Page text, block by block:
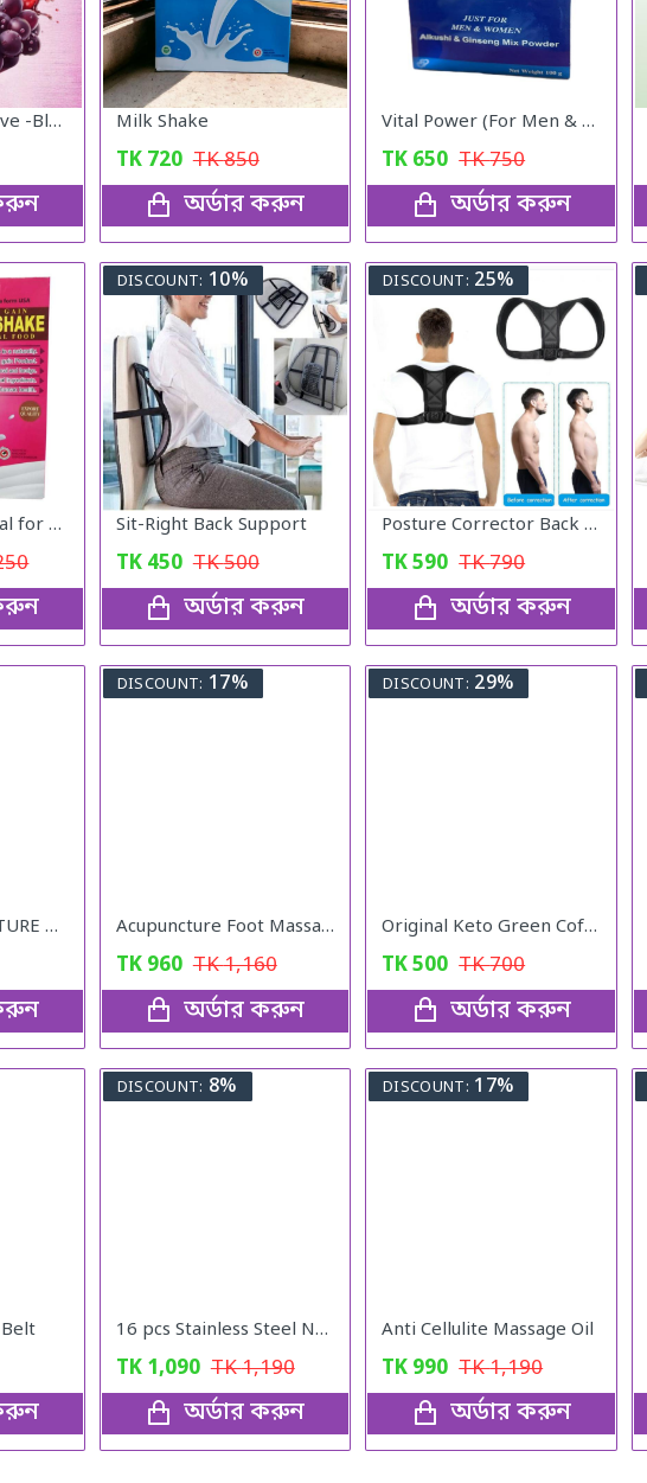
Lubricant Lube Love -Blueberry Gel Milk Shake
TK 720 TK850
অর্ডার করুন
Vital Power (For Men & Woman)
TK 650 TK750
অর্ডার করুন
Milk Shake Original for Healthy Weight
DISCOUNT: 10%
Sit-Right Back Support
TK 450 TK500
অর্ডার করুন
DISCOUNT: 25%
Posture Corrector Back Adjustable Posture
TK590 TK790
অর্ডার করুন
ADJUSTABLE POSTURE Back Support Belt (UNISEX)
DISCOUNT: 17%
Acupuncture Foot Massager
TK 960 TK1,160
অর্ডার করুন
DISCOUNT: 29%
Original Keto Green Coffee weight loss
TK500 TK700
অর্ডার করুন
Belt
DISCOUNT: 8%
16 pcs Stainless Steel Nail Cutter Clipper Tool Box Set For Personal Care Manicure Set
TK 1,090 TK1,190
অর্ডার করুন
DISCOUNT: 17%
Anti Cellulite Massage Oil
TK 990 TK1,190
অর্ডার করুন